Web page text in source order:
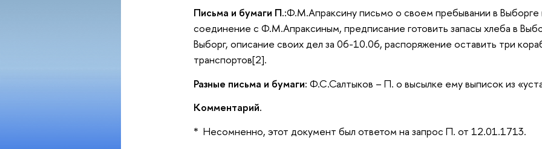
Письма и бумаги П.:Ф.М.Апраксину письмо о своем пребывании в Выборге
соединение с Ф.М.Апраксиным, предписание готовить запасы хлеба в
Выборг, описание своих дел за 06-10.06, распоряжение оставить три
транспортов[2].
Разные письма и бумаги: Ф.С.Салтыков – П. о высылке ему выписок из
Комментарий.
* Несомненно, этот документ был ответом на запрос П. от 12.01.1713.